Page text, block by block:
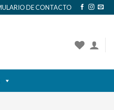
DE CONTACTO